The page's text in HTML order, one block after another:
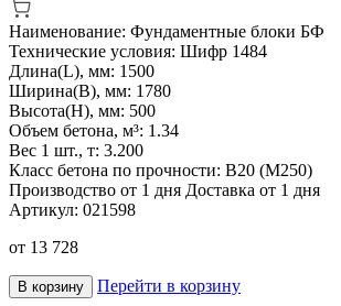
Наименование: Фундаментные блоки БФ
Технические условия: Шифр 1484
Длина(L), мм: 1500
Ширина(B), мм: 1780
Высота(H), мм: 500
Объем бетона, м³: 1.34
Вес 1 шт., т: 3.200
Класс бетона по прочности: B20 (M250)
Производство от 1 дня Доставка от 1 дня
Артикул: 021598
от 13 728
В корзину Перейти в корзину